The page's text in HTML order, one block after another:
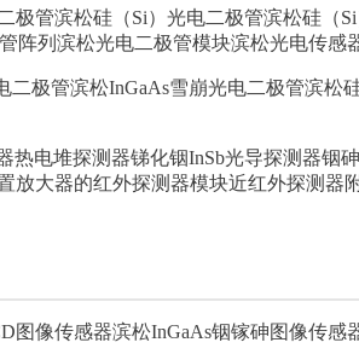
极管滨松硅（Si）光电二极管滨松硅（
阵列 滨松光电二极管模块滨松光电传感
二极管滨松InGaAs雪崩光电二极管滨松
热电堆探测器锑化铟InSb光导探测器铟
放大器的红外探测器模块近红外探测器
图像传感器滨松InGaAs铟镓砷图像传感